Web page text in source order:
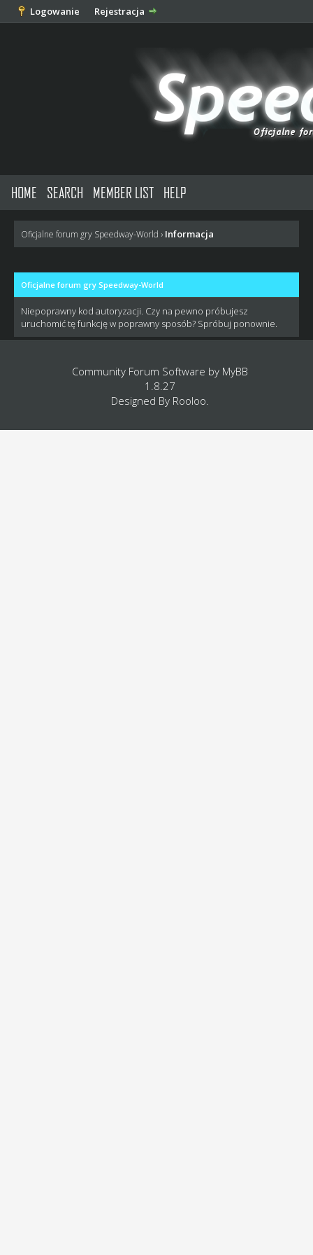
Logowanie Rejestracja
HOME SEARCH MEMBER LIST HELP
Oficjalne forum gry Speedway-World › Informacja
Oficjalne forum gry Speedway-World
Niepoprawny kod autoryzacji. Czy na pewno próbujesz
uruchomić tę funkcję w poprawny sposób? Spróbuj ponownie.
Community Forum Software by MyBB
1.8.27
Designed By Rooloo.